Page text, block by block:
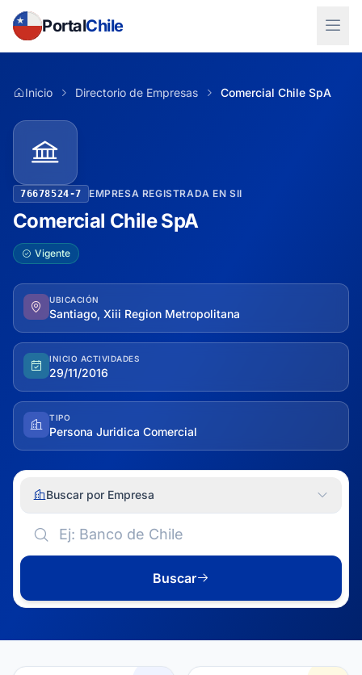
PortalChile
Inicio Directorio de Empresas Comercial Chile SpA
76678524-7 EMPRESA REGISTRADA EN SII
Comercial Chile SpA
Vigente
UBICACIÓN
Santiago, Xiii Region Metropolitana
INICIO ACTIVIDADES
29/11/2016
TIPO
Persona Juridica Comercial
Buscar por Empresa
Buscar